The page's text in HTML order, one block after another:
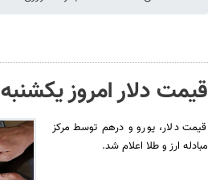
قیمت دلار امروز یکشنبه ۱۹ اسفند ۱۴۰۳
قیمت دلار، یورو و درهم توسط مرکز
مبادله ارز و طلا اعلام شد.